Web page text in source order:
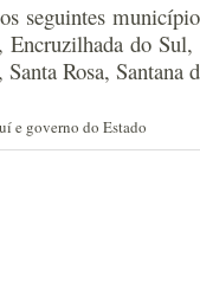
seguintes
Encruzilhada do
Rosa,
e governo do Estado